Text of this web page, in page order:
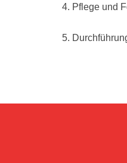
4. Pflege und
5.